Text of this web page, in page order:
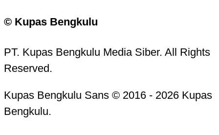
© Kupas Bengkulu
PT. Kupas Bengkulu Media Siber. All Rights
Reserved.
Kupas Bengkulu Sans © 2016 - 2026 Kupas
Bengkulu.